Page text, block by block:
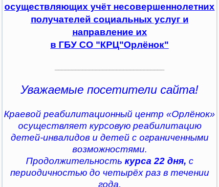
осуществляющих учёт несовершеннолетних
получателей социальных услуг и
направление их
в ГБУ СО "КРЦ"Орлёнок"
Уважаемые посетители сайта!
Краевой реабилитационный центр «Орлёнок»
осуществляет курсовую реабилитацию
детей-инвалидов и детей с ограниченными
возможностями.
Продолжительность курса 22 дня, с
периодичностью до четырёх раз в течении
года,